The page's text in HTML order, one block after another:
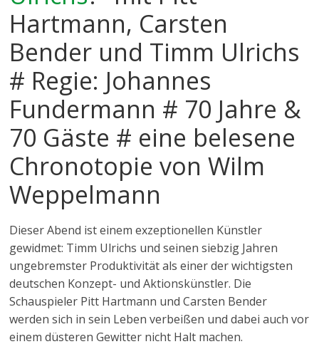
Hartmann, Carsten
Bender und Timm Ulrichs
# Regie: Johannes
Fundermann # 70 Jahre &
70 Gäste # eine belesene
Chronotopie von Wilm
Weppelmann
Dieser Abend ist einem exzeptionellen Künstler
gewidmet: Timm Ulrichs und seinen siebzig Jahren
ungebremster Produktivität als einer der wichtigsten
deutschen Konzept- und Aktionskünstler. Die
Schauspieler Pitt Hartmann und Carsten Bender
werden sich in sein Leben verbeißen und dabei auch vor
einem düsteren Gewitter nicht Halt machen.